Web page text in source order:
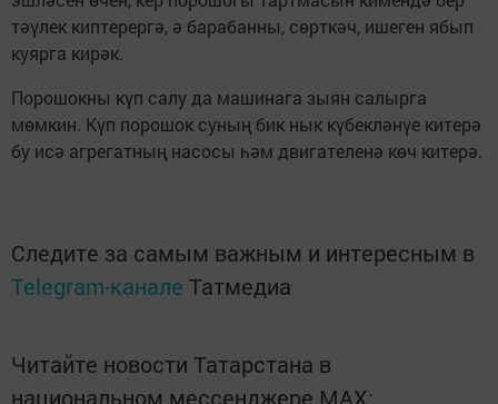
тәүлек киптерергә, ә барабанны, сөрткәч, ишеген ябып
куярга кирәк.
Порошокны күп салу да машинага зыян салырга
мөмкин. Күп порошок суның бик нык күбекләнүе китерә
бу исә агрегатның насосы һәм двигателенә көч китерә.
Следите за самым важным и интересным в
Telegram-канале Татмедиа
Читайте новости Татарстана в
национальном мессенджере MАХ: